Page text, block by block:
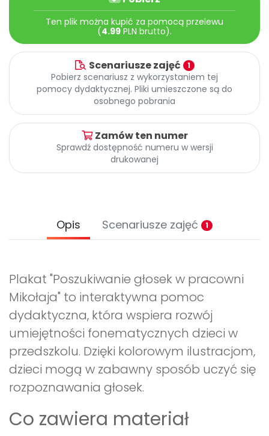
Archiwalne numery
Promocje
Ten plik można kupić za pomocą przelewu
(4.99 PLN brutto).
Scenariusze zajęć 1
Pobierz scenariusz z wykorzystaniem tej
pomocy dydaktycznej. Pliki umieszczone są do
osobnego pobrania
Zamów ten numer
Sprawdź dostępność numeru w wersji
drukowanej
Opis Scenariusze zajęć 1
Plakat "Poszukiwanie głosek w pracowni
Mikołaja" to interaktywna pomoc
dydaktyczna, która wspiera rozwój
umiejętności fonematycznych dzieci w
przedszkolu. Dzięki kolorowym ilustracjom,
dzieci mogą w zabawny sposób uczyć się
rozpoznawania głosek.
Co zawiera materiał